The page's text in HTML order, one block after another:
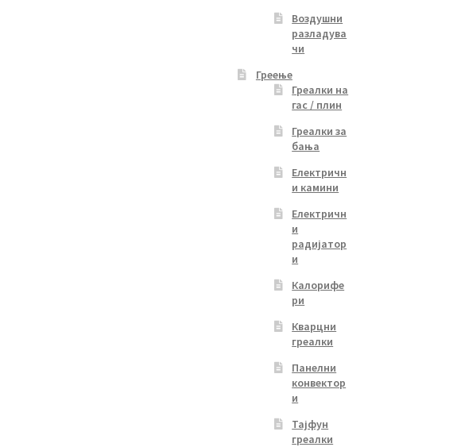
Воздушни
разладува
чи
Греење
Греалки на
гас / плин
Греалки за
бања
Електричн
и камини
Електричн
и
радијатор
и
Калорифе
ри
Кварцни
греалки
Панелни
конвектор
и
Тајфун
греалки